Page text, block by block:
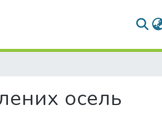
осель